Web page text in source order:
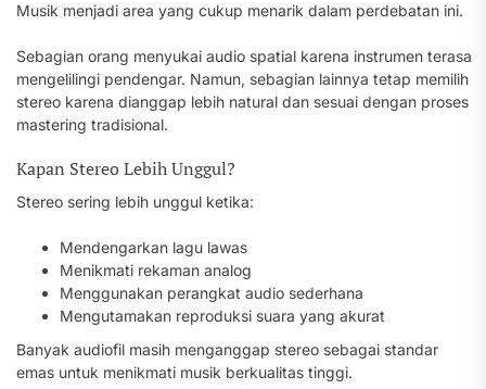
Musik menjadi area yang cukup menarik dalam perdebatan ini.
Sebagian orang menyukai audio spatial karena instrumen terasa
mengelilingi pendengar. Namun, sebagian lainnya tetap memilih
stereo karena dianggap lebih natural dan sesuai dengan proses
mastering tradisional.
Kapan Stereo Lebih Unggul?
Stereo sering lebih unggul ketika:
Mendengarkan lagu lawas
Menikmati rekaman analog
Menggunakan perangkat audio sederhana
Mengutamakan reproduksi suara yang akurat
Banyak audiofil masih menganggap stereo sebagai standar
emas untuk menikmati musik berkualitas tinggi.